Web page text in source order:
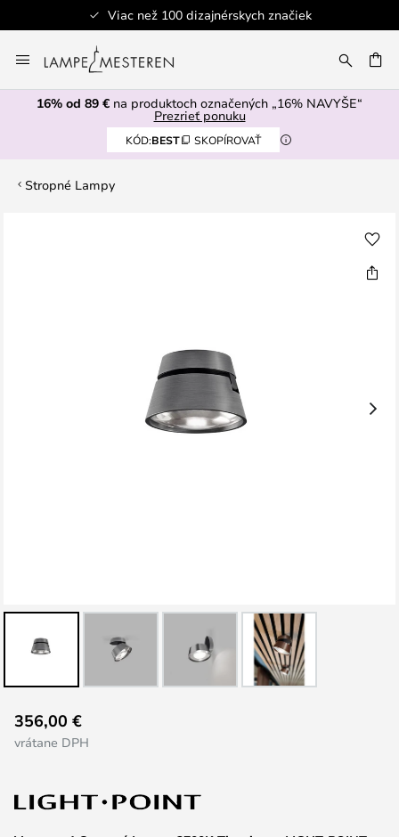
Viac než 100 dizajnérskych značiek
to
Content
16% od 89 € na produktoch označených „16% NAVYŠE“
Prezrieť ponuku
KÓD:BEST SKOPÍROVAŤ
Stropné Lampy
na
začiatok
obrázkov
356,00 €
vrátane DPH